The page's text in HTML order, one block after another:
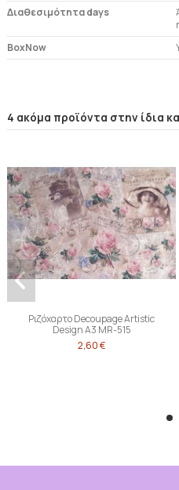
Διαθεσιμότητα days
BoxNow
4 ακόμα προϊόντα στην ίδια
Ριζόχαρτο Decoupage Artistic
Design A3 MR-515
2,60 €